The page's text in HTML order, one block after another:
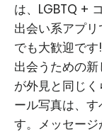
は、LGBTQ +
出会い系アプ
でも大歓迎です
出会うための
が外見と同じ
ール写真は、
す。メッセー